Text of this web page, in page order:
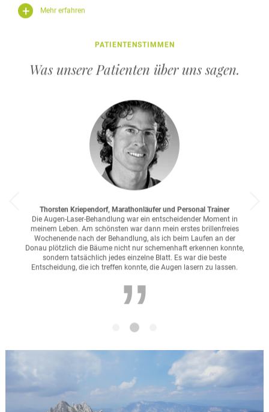
Mehr erfahren
PATIENTENSTIMMEN
Was unsere Patienten über uns sagen.
Thorsten Kriependorf, Marathonläufer und Personal Trainer
Die Augen-Laser-Behandlung war ein entscheidender Moment in
meinem Leben. Am schönsten war dann mein erstes brillenfreies
Wochenende nach der Behandlung, als ich beim Laufen an der
Donau plötzlich die Bäume nicht nur schemenhaft erkennen konnte,
sondern tatsächlich jedes einzelne Blatt. Es war die beste
Entscheidung, die ich treffen konnte, die Augen lasern zu lassen.
”